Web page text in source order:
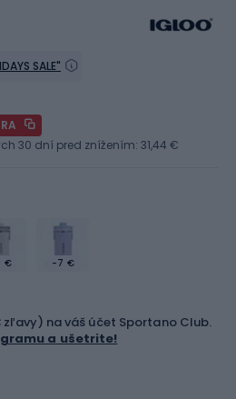
SALE"
€ -7 €
30 dní pred znížením: 31,44 €
zľavy) na váš účet Sportano Club.
a ušetrite!